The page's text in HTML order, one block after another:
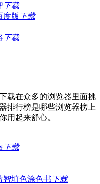
下载
度版 下载
下载
载在众多的浏览器里面挑
排行榜是哪些浏览器榜上
用起来舒心。
下载
智填色涂色书 下载